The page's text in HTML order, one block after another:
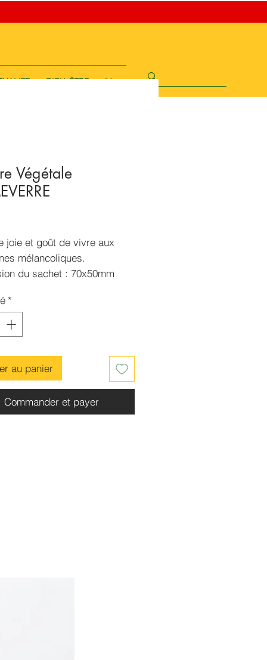
BIEN-ÊTRE More
Végétale
joie et goût de vivre aux
mélancoliques.
du sachet : 70x50mm
*
au panier
Commander et payer